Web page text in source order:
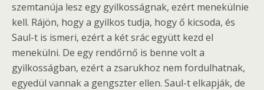
szemtanúja lesz egy gyilkosságnak, ezért menekülnie
kell. Rájön, hogy a gyilkos tudja, hogy ő kicsoda, és
Saul-t is ismeri, ezért a két srác együtt kezd el
menekülni. De egy rendőrnő is benne volt a
gyilkosságban, ezért a zsarukhoz nem fordulhatnak,
egyedül vannak a gengszter ellen. Saul-t elkapják, de